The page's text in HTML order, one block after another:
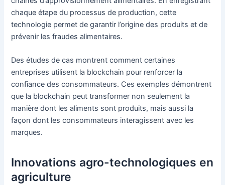
chaque étape du processus de production, cette
technologie permet de garantir l’origine des produits et de
prévenir les fraudes alimentaires.
Des études de cas montrent comment certaines
entreprises utilisent la blockchain pour renforcer la
confiance des consommateurs. Ces exemples démontrent
que la blockchain peut transformer non seulement la
manière dont les aliments sont produits, mais aussi la
façon dont les consommateurs interagissent avec les
marques.
Innovations agro-technologiques en
agriculture